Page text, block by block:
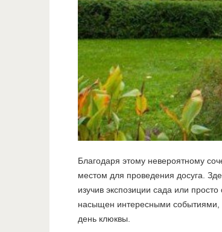
Благодаря этому невероятному
местом для проведения досуга.
изучив экспозиции сада или
насыщен интересными событиями,
день клюквы.